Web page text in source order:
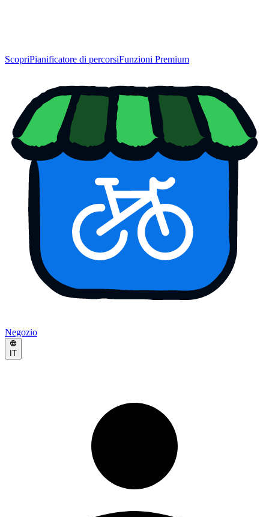
ScopriPianificatore di percorsiFunzioni Premium
Negozio
IT